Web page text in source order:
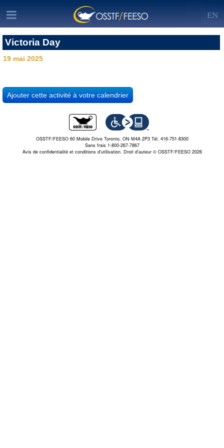
EN
Victoria Day
19 mai 2025
OSSTF/FEESO 60 Mobile Drive Toronto, ON M4A 2P3 Tél. 416-751-8300
Sans frais 1-800-267-7867
Avis de confidentialité et conditions d’utilisation. Droit d'auteur © OSSTF/FEESO 2026